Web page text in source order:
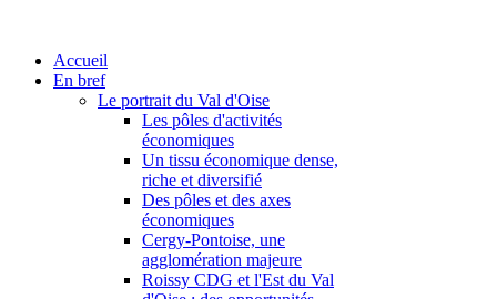
Accueil
En bref
Le portrait du Val d'Oise
Les pôles d'activités
économiques
Un tissu économique dense,
riche et diversifié
Des pôles et des axes
économiques
Cergy-Pontoise, une
agglomération majeure
Roissy CDG et l'Est du Val